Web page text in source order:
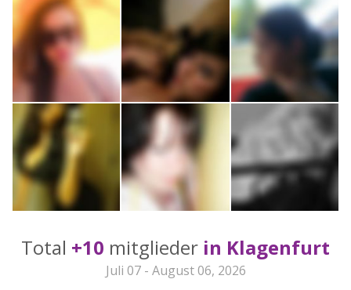
Total +10 mitglieder in Klagenfurt
Juli 07 - August 06, 2026